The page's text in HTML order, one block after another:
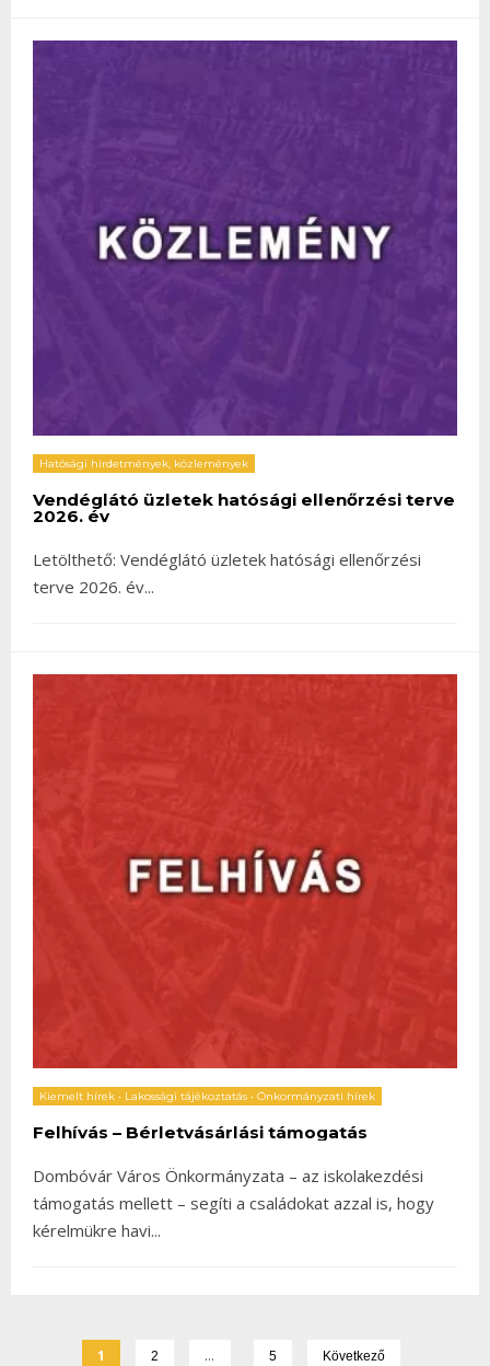
Hatósági hirdetmények, közlemények
Vendéglátó üzletek hatósági ellenőrzési terve
2026. év
Letölthető: Vendéglátó üzletek hatósági ellenőrzési
terve 2026. év...
Kiemelt hírek • Lakossági tájékoztatás • Önkormányzati hírek
Felhívás – Bérletvásárlási támogatás
Dombóvár Város Önkormányzata – az iskolakezdési
támogatás mellett – segíti a családokat azzal is, hogy
kérelmükre havi...
1 2 … 5 Következő